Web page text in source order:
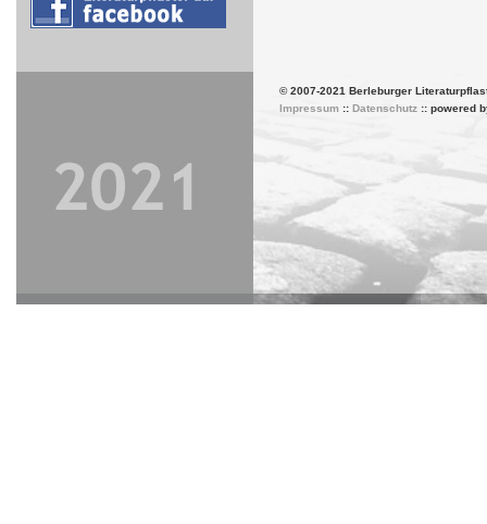
© 2007-2021 Berleburger
Impressum:: Datenschutz:: powered